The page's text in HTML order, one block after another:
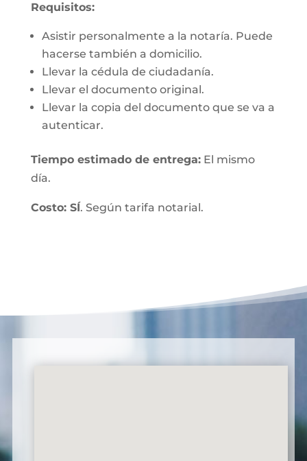
Requisitos:
Asistir personalmente a la notaría. Puede
hacerse también a domicilio.
Llevar la cédula de ciudadanía.
Llevar el documento original.
Llevar la copia del documento que se va a
autenticar.
Tiempo estimado de entrega:El mismo
día.
Costo: SÍ. Según tarifa notarial.